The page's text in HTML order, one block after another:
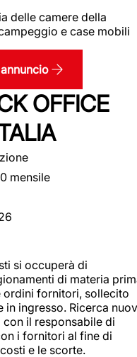
delle camere della
e case mobili
OFFICE
mensile
si occuperà di
di materia
ordini fornitori, sollecito
ingresso. Ricerca
il responsabile di
i fornitori al fine di
e le scorte.